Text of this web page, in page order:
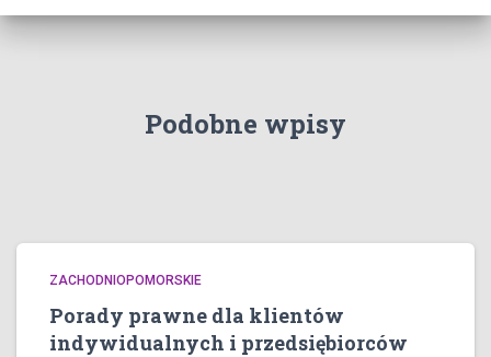
Podobne wpisy
ZACHODNIOPOMORSKIE
Porady prawne dla klientów
indywidualnych i przedsiębiorców